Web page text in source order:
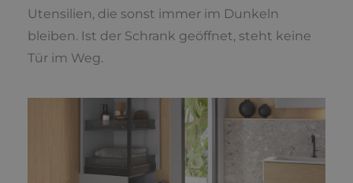
Utensilien, die sonst immer im Dunkeln
bleiben. Ist der Schrank geöffnet, steht keine
Tür im Weg.